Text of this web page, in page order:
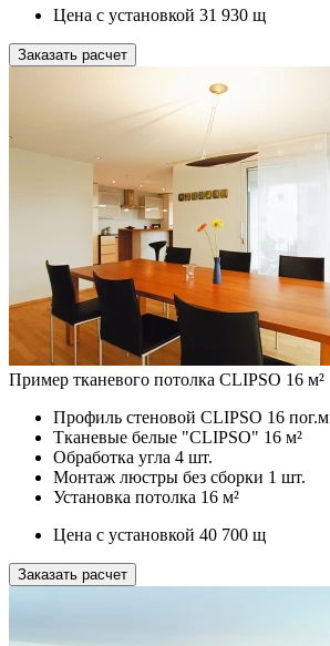
Цена с установкой 31 930 щ
Заказать расчет
Пример тканевого потолка CLIPSO 16 м²
Профиль стеновой CLIPSO 16 пог.м
Тканевые белые "CLIPSO" 16 м²
Обработка угла 4 шт.
Монтаж люстры без сборки 1 шт.
Установка потолка 16 м²
Цена с установкой 40 700 щ
Заказать расчет